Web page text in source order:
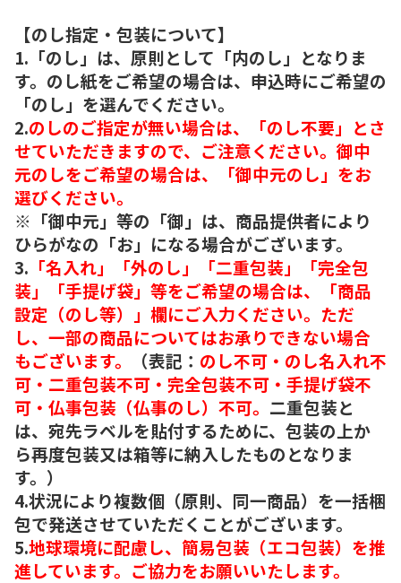
【のし指定・包装について】
1.「のし」は、原則として「内のし」となりま
す。のし紙をご希望の場合は、申込時にご希望の
「のし」を選んでください。
2.のしのご指定が無い場合は、「のし不要」とさ
せていただきますので、ご注意ください。御中
元のしをご希望の場合は、「御中元のし」をお
選びください。
※「御中元」等の「御」は、商品提供者により
ひらがなの「お」になる場合がございます。
3. 「名入れ」「外のし」「二重包装」「完全包
装」「手提げ袋」等をご希望の場合は、「商品
設定（のし等）」欄にご入力ください。ただ
し、一部の商品についてはお承りできない場合
もございます。
（表記： のし不可・のし名入れ不
可・二重包装不可・完全包装不可・手提げ袋不
可・仏事包装（仏事のし）不可。 二重包装と
は、宛先ラベルを貼付するために、包装の上か
ら再度包装又は箱等に納入したものとなりま
す。）
4.状況により複数個（原則、同一商品）を一括梱
包で発送させていただくことがございます。
5.地球環境に配慮し、簡易包装（エコ包装）を推
進しています。ご協力をお願いいたします。